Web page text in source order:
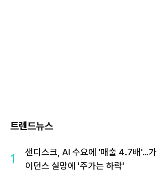
트렌드뉴스
1
샌디스크, AI 수요에 '매출 4.7배'…가
이던스 실망에 '주가는 하락'